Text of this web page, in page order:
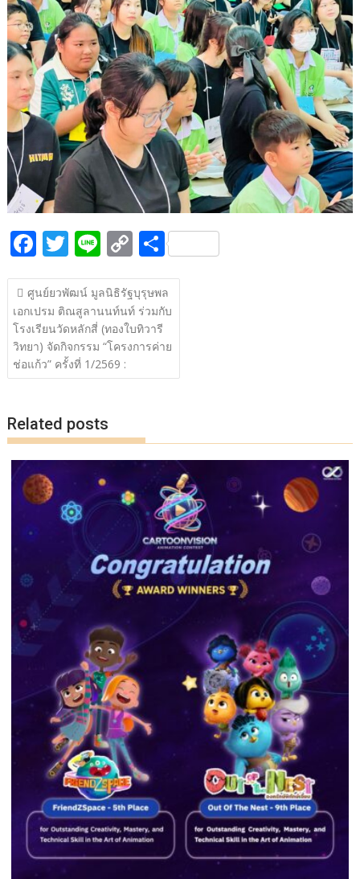
o
o
k
Li
n
k
F
ac
e
b
o
o
T
w
itt
er
Li
n
e
C
o
p
y
Li
n
S
h
ar
e
แนะแนว
เรื่อง
ศูนย์ยวพัฒน์ มูลนิธิรัฐบุรุษพล
เอกเปรม ติณสูลานนท์นท์ ร่วมกับ
โรงเรียนวัดหลักสี่ (ทองใบทิวารี
วิทยา) จัดกิจกรรม “โครงการค่าย
ช่อแก้ว” ครั้งที่ 1/2569 :
Related posts